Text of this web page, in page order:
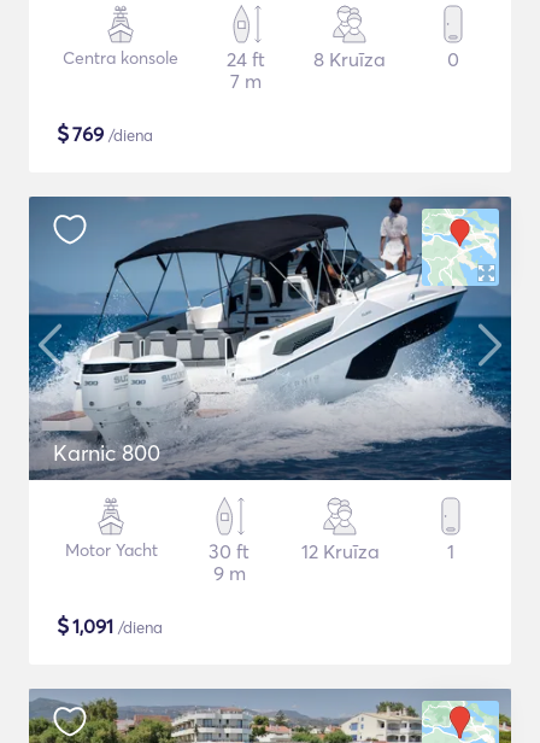
Centra konsole
24 ft
7 m
8 Kruīza 0
$769 /diena
Karnic 800
Motor Yacht
30 ft
9 m
12 Kruīza 1
$1,091 /diena